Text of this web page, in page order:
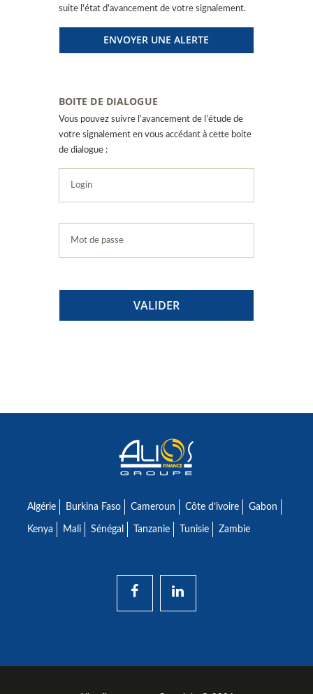
suite l'état d'avancement de votre signalement.
ENVOYER UNE ALERTE
BOITE DE DIALOGUE
Vous pouvez suivre l’avancement de l’étude de
votre signalement en vous accédant à cette boite
de dialogue :
Algérie Burkina Faso Cameroun Côte d’ivoire Gabon
Kenya Mali Sénégal Tanzanie Tunisie Zambie